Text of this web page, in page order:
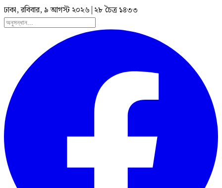
ঢাকা, রবিবার, ৯ আগস্ট ২০২৬ | ২৮ চৈত্র ১৪৩৩